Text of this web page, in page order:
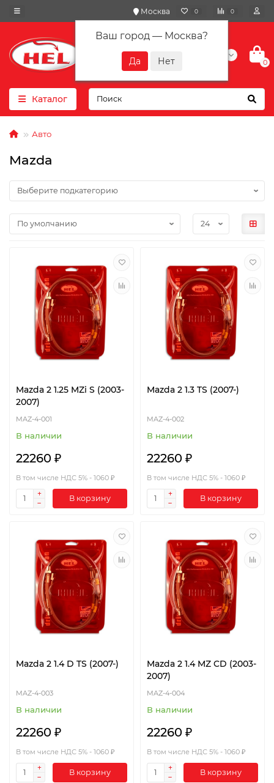
Москва
Ваш город — Москва?
0 0
+7(901) 417-10-01
0
Каталог
Авто
Mazda
Mazda 2 1.25 MZi S (2003-
2007)
MAZ-4-001
В наличии
22260 ₽
В том числе НДС 5% - 1060 ₽
В корзину
Mazda 2 1.3 TS (2007-)
MAZ-4-002
В наличии
22260 ₽
В том числе НДС 5% - 1060 ₽
В корзину
Mazda 2 1.4 D TS (2007-)
MAZ-4-003
В наличии
22260 ₽
В том числе НДС 5% - 1060 ₽
В корзину
Mazda 2 1.4 MZ CD (2003-
2007)
MAZ-4-004
В наличии
22260 ₽
В том числе НДС 5% - 1060 ₽
В корзину